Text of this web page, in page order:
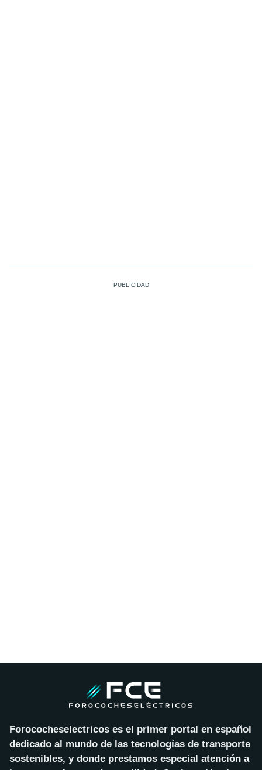
Forococheselectricos es el primer portal en español
dedicado al mundo de las tecnologías de transporte
sostenibles, y donde prestamos especial atención a